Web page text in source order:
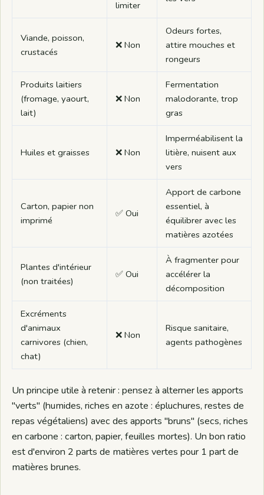
limiter
Viande, poisson,
crustacés
❌ Non
Odeurs fortes,
attire mouches et
rongeurs
Produits laitiers
(fromage, yaourt,
lait)
❌ Non
Fermentation
malodorante, trop
gras
Huiles et graisses ❌ Non
Imperméabilisent la
litière, nuisent aux
vers
Carton, papier non
imprimé
✅ Oui
Apport de carbone
essentiel, à
équilibrer avec les
matières azotées
Plantes d'intérieur
(non traitées)
✅ Oui
À fragmenter pour
accélérer la
décomposition
Excréments
d'animaux
carnivores (chien,
chat)
❌ Non
Risque sanitaire,
agents pathogènes
Un principe utile à retenir : pensez à alterner les apports
"verts" (humides, riches en azote : épluchures, restes de
repas végétaliens) avec des apports "bruns" (secs, riches
en carbone : carton, papier, feuilles mortes). Un bon ratio
est d'environ 2 parts de matières vertes pour 1 part de
matières brunes.